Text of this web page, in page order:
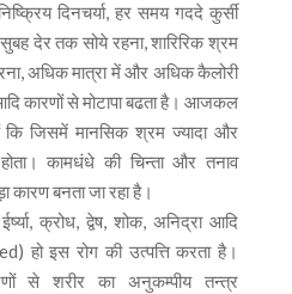
दिनचर्या, हर समय गददे कुर्सी
देर तक सोये रहना, शारिरिक श्रम
अधिक मात्रा में और अधिक कैलोरी
कारणों से मोटापा बढता है। आजकल
कि जिसमें मानसिक श्रम ज्यादा और
कामधंधे की चिन्ता और तनाव
कारण बनता जा रहा है।
क्रोध, द्वेष, शोक, अनिद्रा आदि
हो इस रोग की उत्पत्ति करता है।
से शरीर का अनुकम्पीय तन्त्र